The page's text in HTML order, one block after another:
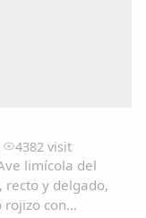
4382 visit
limícola del
recto y delgado,
rojizo con